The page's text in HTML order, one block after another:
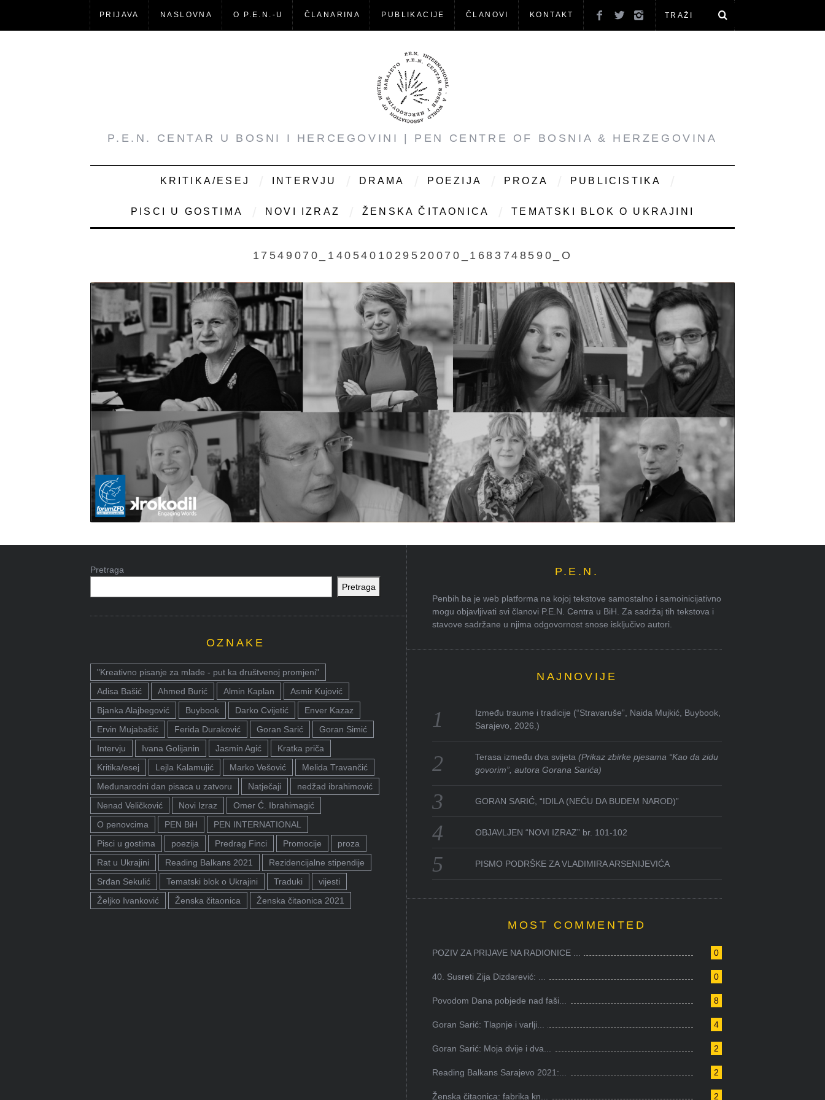
PRIJAVA NASLOVNA O P.E.N.-U ČLANARINA PUBLIKACIJE ČLANOVI KONTAKT
P.E.N. CENTAR U BOSNI I HERCEGOVINI | PEN CENTRE OF BOSNIA & HERZEGOVINA
KRITIKA/ESEJ INTERVJU DRAMA POEZIJA PROZA PUBLICISTIKA
PISCI U GOSTIMA NOVI IZRAZ ŽENSKA ČITAONICA TEMATSKI BLOK O UKRAJINI
17549070_1405401029520070_1683748590_O
Pretraga
Pretraga
OZNAKE
"Kreativno pisanje za mlade - put ka društvenoj promjeni"
Adisa Bašić
Ahmed Burić Almin Kaplan
Asmir Kujović
Bjanka Alajbegović
Buybook Darko Cvijetić
Enver Kazaz
Ervin Mujabašić
Ferida Duraković Goran Sarić
Goran Simić
Intervju
Ivana Golijanin Jasmin Agić
Kratka priča
Kritika/esej
Lejla Kalamujić Marko Vešović
Melida Travančić
Međunarodni dan pisaca u zatvoru
Natječaji
nedžad ibrahimović
Nenad Veličković
Novi Izraz
Omer Ć. Ibrahimagić
O penovcima
PEN BiH
PEN INTERNATIONAL
Pisci u gostima
poezija Predrag Finci Promocije
proza
Rat u Ukrajini
Reading Balkans 2021
Rezidencijalne stipendije
Srđan Sekulić
Tematski blok o Ukrajini Traduki
vijesti
Željko Ivanković
Ženska čitaonica Ženska čitaonica 2021
P.E.N.
Penbih.ba je web platforma na kojoj tekstove samostalno i samoinicijativno
mogu objavljivati svi članovi P.E.N. Centra u BiH. Za sadržaj tih tekstova i
stavove sadržane u njima odgovornost snose isključivo autori.
NAJNOVIJE
Između traume i tradicije (“Stravaruše”, Naida Mujkić, Buybook,
Sarajevo, 2026.)
Terasa između dva svijeta(Prikaz zbirke pjesama “Kao da zidu
govorim”, autora Gorana Sarića)
GORAN SARIĆ, “IDILA (NEĆU DA BUDEM NAROD)”
OBJAVLJEN “NOVI IZRAZ” br. 101-102
PISMO PODRŠKE ZA VLADIMIRA ARSENIJEVIĆA
MOST COMMENTED
0
POZIV ZA PRIJAVE NA RADIONICE ...
0
40. Susreti Zija Dizdarević: ...
8
Povodom Dana pobjede nad faši...
4
Goran Sarić: Tlapnje i varlji...
2
Goran Sarić: Moja dvije i dva...
2
Reading Balkans Sarajevo 2021:...
2
Ženska čitaonica: fabrika kn...